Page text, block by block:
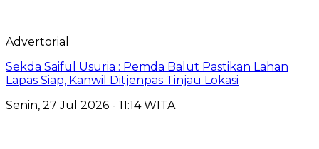
Advertorial
Sekda Saiful Usuria : Pemda Balut Pastikan Lahan
Lapas Siap, Kanwil Ditjenpas Tinjau Lokasi
Senin, 27 Jul 2026 - 11:14 WITA